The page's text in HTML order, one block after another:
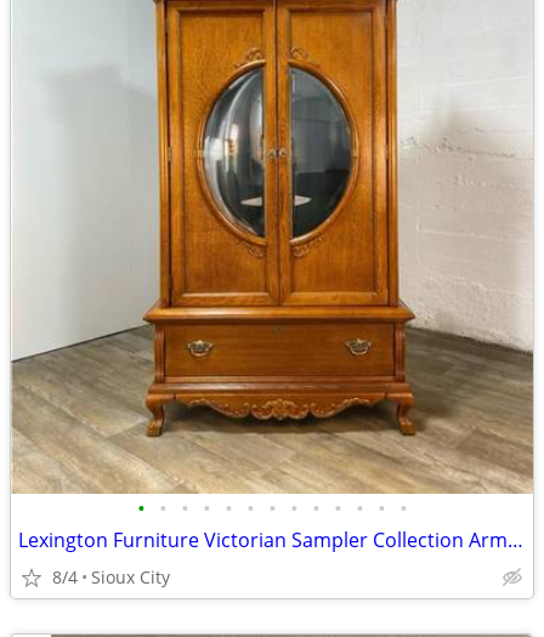
• • • • • • • • • • • • •
Lexington Furniture Victorian Sampler Collection Armoire 391-312
8/4 Sioux City